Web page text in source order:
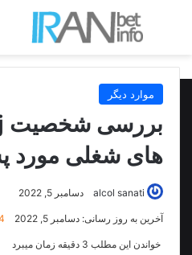
جستجو برای
موارد دیگر
های شغلی مورد
alcol sanati دسامبر 5, 2022
آخرین به روز رسانی: دسامبر 5, 2022
خواندن این مطلب 3 دقیقه زمان میبرد